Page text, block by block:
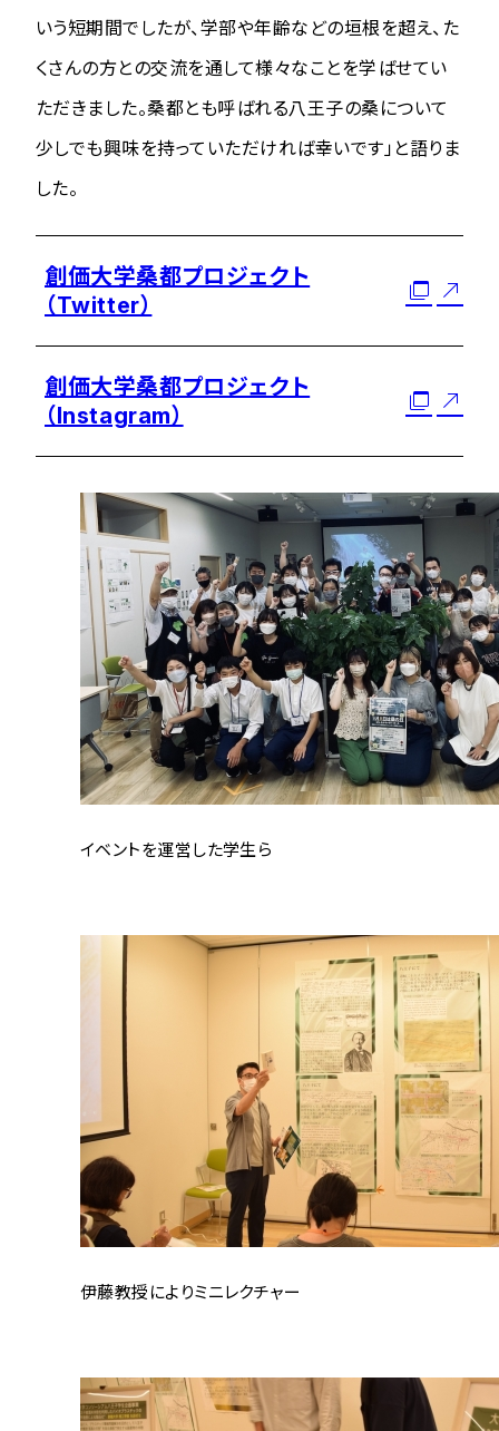
いう短期間でしたが、学部や年齢などの垣根を超え、た
くさんの方との交流を通して様々なことを学ばせてい
ただきました。桑都とも呼ばれる八王子の桑について
少しでも興味を持っていただければ幸いです」と語りま
した。
創価大学桑都プロジェクト
（Twitter）
創価大学桑都プロジェクト
（Instagram）
イベントを運営した学生ら
伊藤教授によりミニレクチャー